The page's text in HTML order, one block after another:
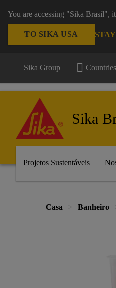
You are accessing "Sika Brasil",
TO SIKA USA
Sika Group Countries
Sika
Projetos Sustentáveis
Casa Banheiro